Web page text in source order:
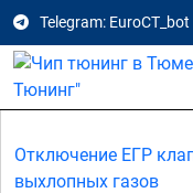
Telegram: EuroCT_bot
Отключение ЕГР
выхлопных газов